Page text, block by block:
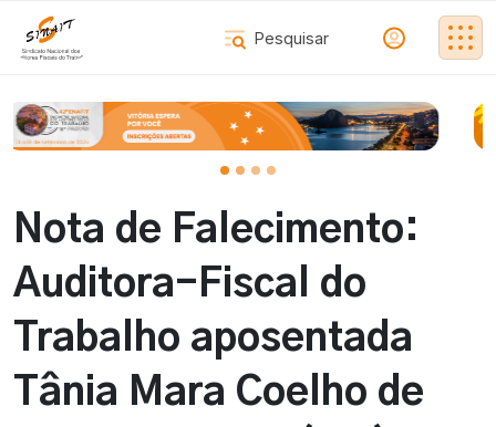
Nota de Falecimento:
Auditora-Fiscal do
Trabalho aposentada
Tânia Mara Coelho de